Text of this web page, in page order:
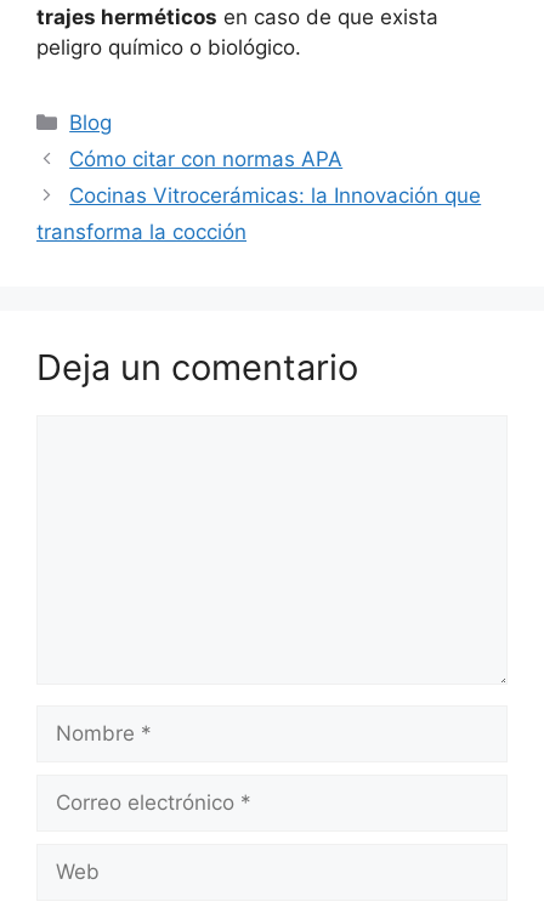
trajes herméticos en caso de que exista
peligro químico o biológico.
Categorías
Blog
Cómo citar con normas APA
Cocinas Vitrocerámicas: la Innovación que
transforma la cocción
Deja un comentario
electrónico